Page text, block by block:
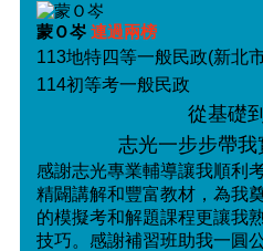
蒙Ｏ岑 連過兩榜
113地特四等一般民政(新北
114初等考一般民政
從基礎
志光一步步帶我
感謝志光專業輔導讓我順利
精闢講解和豐富教材，為我
的模擬考和解題課程更讓我
技巧。感謝補習班助我一圓